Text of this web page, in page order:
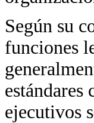
Según su
funciones
ejecutivos